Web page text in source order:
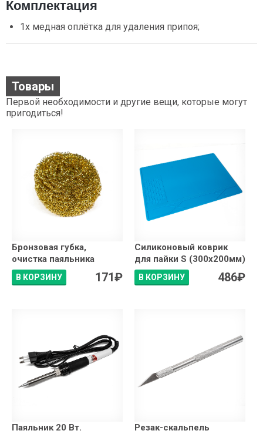
Комплектация
1х медная оплётка для удаления припоя;
Товары
Первой необходимости и другие вещи, которые могут
пригодиться!
Бронзовая губка,
очистка паяльника
В КОРЗИНУ 171₽
Силиконовый коврик
для пайки S (300x200мм)
В КОРЗИНУ 486₽
Паяльник 20 Вт. Резак-скальпель